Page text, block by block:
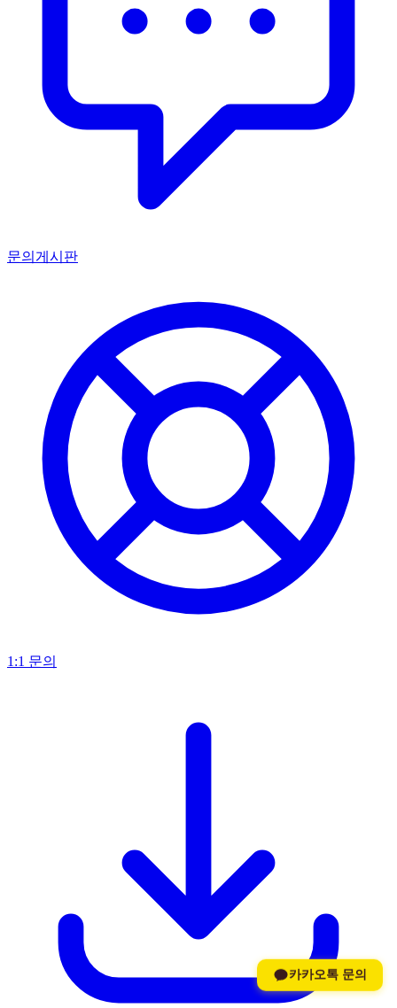
카카오톡 문의
문의게시판
1:1 문의